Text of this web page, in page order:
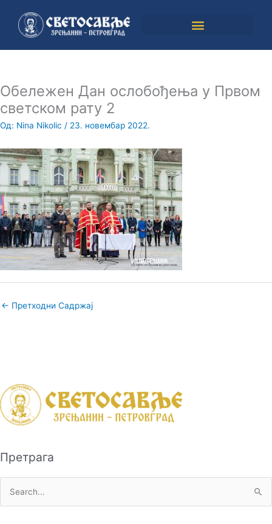
садржај
Обележeн Дан ослобођења у Првом
светском рату 2
Од: Nina Nikolic / 23. новембар 2022.
← Претходни Садржај
Претрага